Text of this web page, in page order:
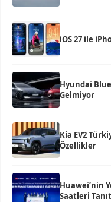
iOS 27 ile
Hyundai
Gelmiyor
Kia EV2
Özellikler
Huawei’nin
Saatleri